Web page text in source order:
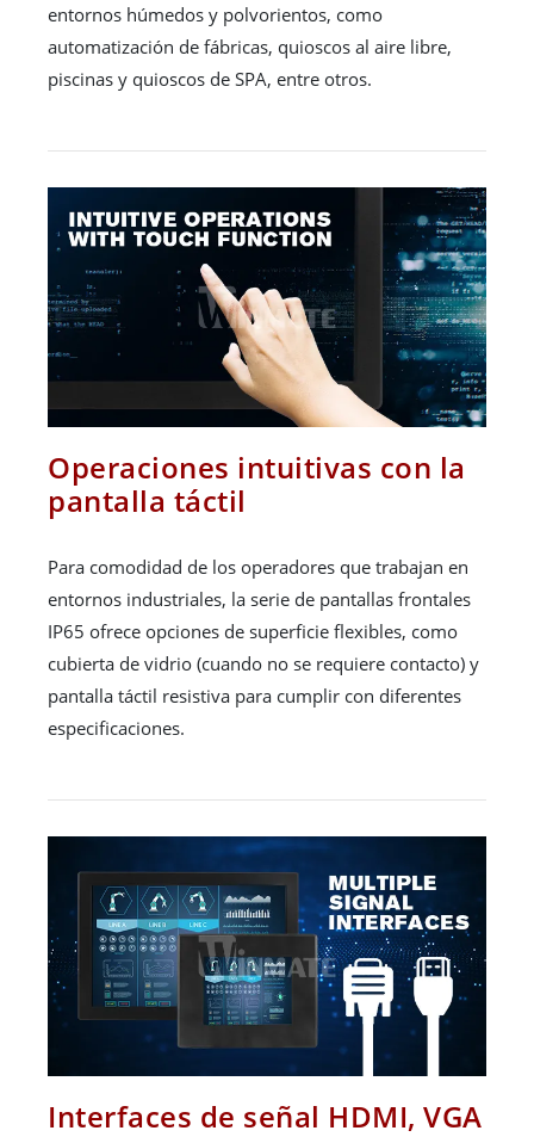
entornos húmedos y polvorientos, como
automatización de fábricas, quioscos al aire libre,
piscinas y quioscos de SPA, entre otros.
Operaciones intuitivas con la
pantalla táctil
Para comodidad de los operadores que trabajan en
entornos industriales, la serie de pantallas frontales
IP65 ofrece opciones de superficie flexibles, como
cubierta de vidrio (cuando no se requiere contacto) y
pantalla táctil resistiva para cumplir con diferentes
especificaciones.
Interfaces de señal HDMI, VGA